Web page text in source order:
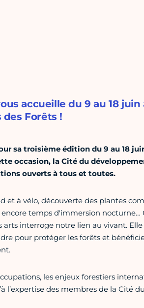
accueille du 9 au 18 juin
Forêts !
sa troisième édition du 9 au 18
occasion, la Cité du
ouverts à tous et toutes.
et à vélo, découverte des plantes
temps d'immersion nocturne…
interroge notre lien au vivant.
pour protéger les forêts et
les enjeux forestiers
l’expertise des membres de la Cité